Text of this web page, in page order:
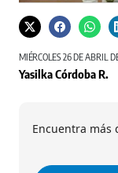
MIÉRCOLES 26 DE ABRIL
Yasilka Córdoba R.
Encuentra más